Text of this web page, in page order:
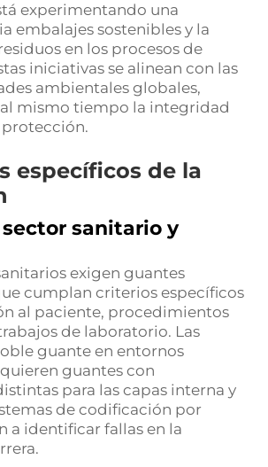
experimentando una
embalajes sostenibles y la
en los procesos de
iniciativas se alinean con las
ambientales globales,
mismo tiempo la integridad
específicos de la
sector sanitario y
exigen guantes
cumplan criterios específicos
al paciente, procedimientos
de laboratorio. Las
guante en entornos
guantes con
para las capas interna y
de codificación por
a identificar fallas en la